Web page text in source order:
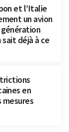
et l’Italie
un avion
sait déjà à ce
en